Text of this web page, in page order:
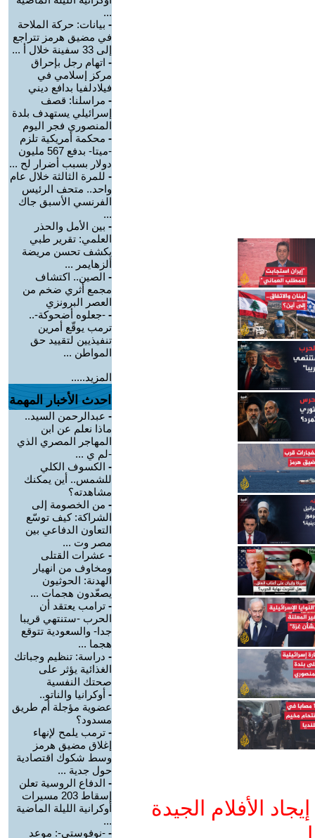
الأفلام الجيدة
...
- بيانات: حركة الملاحة
في مضيق هرمز تتراجع
إلى 33 سفينة خلال أ ...
- اتهام رجل بإحراق
مركز إسلامي في
فيلادلفيا بدافع ديني
- مراسلنا: قصف
إسرائيلي يستهدف بلدة
المنصوري فجر اليوم
- محكمة أمريكية تلزم
-ميتا- بدفع 567 مليون
دولار بسبب أضرار لح ...
- للمرة الثالثة خلال عام
واحد.. متحف الرئيس
الفرنسي الأسبق جاك
...
- بين الأمل والحذر
العلمي: تقرير طبي
يكشف تحسن مريضة
ألزهايمر ...
- الصين.. اكتشاف
مجمع أثري ضخم من
العصر البرونزي
- -جعلوه أضحوكة-..
ترمب يوقّع أمرين
تنفيذيين لتقييد حق
المواطن ...
المزيد.....
احدث الأخبار المهمة
- عبدالرحمن السيد..
ماذا نعلم عن ابن
المهاجر المصري الذي
-لم ي ...
- الكسوف الكلي
للشمس.. أين يمكنك
مشاهدته؟
- من الخصومة إلى
الشراكة: كيف توسّع
التعاون الدفاعي بين
مصر وت ...
- عشرات القتلى
ومخاوف من انهيار
الهدنة: الحوثيون
يصعّدون هجمات ...
- ترامب يعتقد أن
الحرب -ستنتهي قريبا
جدا- والسعودية تتوقع
هجما ...
- دراسة: تنظيم وجباتك
الغذائية يؤثر على
صحتك النفسية
- أوكرانيا والناتو..
عضوية مؤجلة أم طريق
مسدود؟
- ترمب يلمح لإنهاء
إغلاق مضيق هرمز
وسط شكوك اقتصادية
حول جدية ...
- الدفاع الروسية تعلن
إسقاط 203 مسيرات
أوكرانية الليلة الماضية
...
- -نوفوستي-: موعد